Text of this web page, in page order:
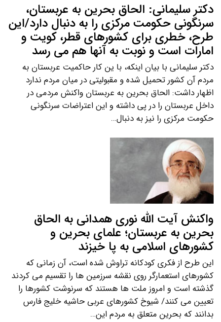
دکتر سلیمانی: الحاق بحرین به عربستان،
سرنگونی حکومت مرکزی را به دنبال دارد/این
طرح، خطری برای کشورهای قطر، کویت و
امارات است و نوبت به آنها هم می رسد
دکتر سلیمانی با بیان اینکه، با ین کار حاکمیت عربستان به
مردم آن کشور تحمیل شده و مقبولیتی در میان مردم ندارد
اظهار داشت: الحاق بحرین به عربستان واکنش مردمی در
داخل عربستان را در پی داشته و این اعتراضات سرنگونی
حکومت مرکزی را نیز به دنبال…
واکنش آیت الله نوری همدانی به الحاق
بحرین به عربستان؛ علمای بحرین و
کشورهای اسلامی به پا خیزند
این طرح از فکری کودکانه تراوش شده است، آن زمانی که
کشورهای استعمارگر روی نقشه سرزمین ها را تقسیم می کردند
گذشته است و امروز ملت ها هستند که سرنوشت کشورها را
تعیین می کنند/ شیوخ کشورهای عربی حاشیه خلیج فارس
بدانند که بحرین متعلق به مردم این…